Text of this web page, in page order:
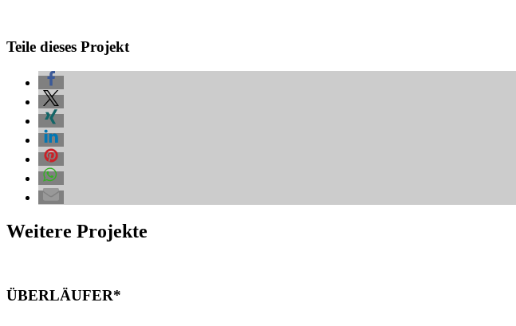
Teile dieses Projekt
Weitere Projekte
ÜBERLÄUFER*